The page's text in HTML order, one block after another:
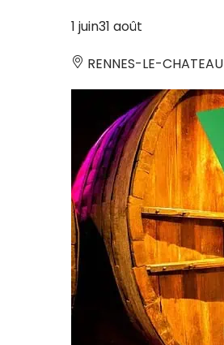
1 juin31 août
RENNES-LE-CHATEAU